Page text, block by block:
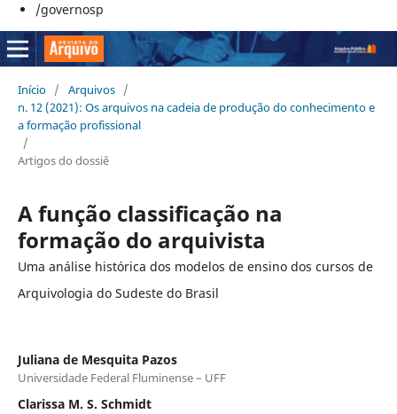
/governosp
Início / Arquivos /
n. 12 (2021): Os arquivos na cadeia de produção do conhecimento e
a formação profissional
/
Artigos do dossiê
A função classificação na
formação do arquivista
Uma análise histórica dos modelos de ensino dos cursos de
Arquivologia do Sudeste do Brasil
Juliana de Mesquita Pazos
Universidade Federal Fluminense – UFF
Clarissa M. S. Schmidt